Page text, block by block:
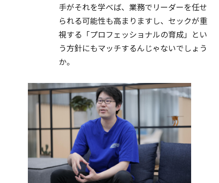
手がそれを学べば、業務でリーダーを任せ
られる可能性も高まりますし、セックが重
視する「プロフェッショナルの育成」とい
う方針にもマッチするんじゃないでしょう
か。